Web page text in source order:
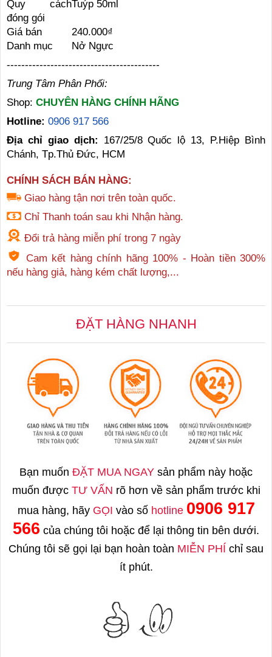
Quy cách
đóng gói
Tuýp 50ml
Giá bán
240.000₫
Danh mục
Nở Ngực
------------------------------------------
Trung Tâm Phân Phối:
Shop: CHUYÊN HÀNG CHÍNH HÃNG
Hotline: 0906 917 566
Địa chỉ giao dịch: 167/25/8 Quốc lộ 13, P.Hiệp Bình
Chánh, Tp.Thủ Đức, HCM
CHÍNH SÁCH BÁN HÀNG:
Giao hàng tận nơi trên toàn quốc.
Chỉ Thanh toán sau khi Nhận hàng.
Đổi trả hàng miễn phí trong 7 ngày
Cam kết hàng chính hãng 100% - Hoàn tiền 300%
nếu hàng giả, hàng kém chất lượng,...
ĐẶT HÀNG NHANH
Bạn muốn ĐẶT MUA NGAY sản phẩm này hoặc
muốn được TƯ VẤN rõ hơn về sản phẩm trước khi
mua hàng, hãy GỌI vào số hotline 0906 917
566 của chúng tôi hoặc để lại thông tin bên dưới.
Chúng tôi sẽ gọi lại bạn hoàn toàn MIỄN PHÍ chỉ sau
ít phút.